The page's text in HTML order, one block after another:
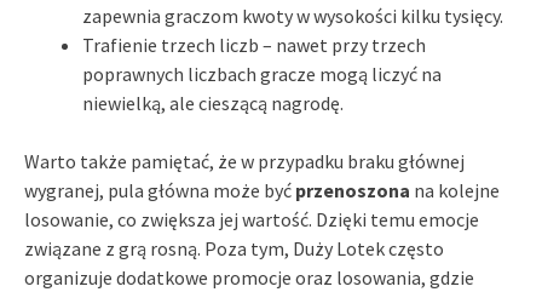
zapewnia graczom kwoty w wysokości kilku tysięcy.
Trafienie trzech liczb – nawet przy trzech
poprawnych liczbach gracze mogą liczyć na
niewielką, ale cieszącą nagrodę.
Warto także pamiętać, że w przypadku braku głównej
wygranej, pula główna może być przenoszona na kolejne
losowanie, co zwiększa jej wartość. Dzięki temu emocje
związane z grą rosną. Poza tym, Duży Lotek często
organizuje dodatkowe promocje oraz losowania, gdzie